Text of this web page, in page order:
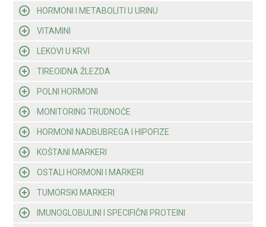
HORMONI I METABOLITI U URINU
VITAMINI
LEKOVI U KRVI
TIREOIDNA ŽLEZDA
POLNI HORMONI
MONITORING TRUDNOĆE
HORMONI NADBUBREGA I HIPOFIZE
KOŠTANI MARKERI
OSTALI HORMONI I MARKERI
TUMORSKI MARKERI
IMUNOGLOBULINI I SPECIFIČNI PROTEINI